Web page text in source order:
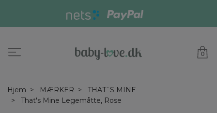
0
Hjem MÆRKER
THAT`S MINE
That's Mine Legemåtte, Rose